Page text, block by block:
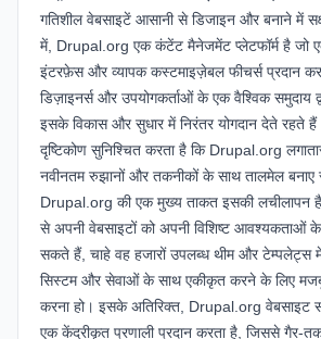
गतिशील वेबसाइटें आसानी से डिजाइन और बनाने में
में, Drupal.org एक कंटेंट मैनेजमेंट प्लेटफॉर्म है जो
इंटरफ़ेस और व्यापक कस्टमाइज़ेबल फीचर्स प्रदान
डिज़ाइनर्स और उपयोगकर्ताओं के एक वैश्विक समुदाय
इसके विकास और सुधार में निरंतर योगदान देते रहते
दृष्टिकोण सुनिश्चित करता है कि Drupal.org
नवीनतम रुझानों और तकनीकों के साथ तालमेल बनाए
Drupal.org की एक मुख्य ताकत इसकी लचीलापन
से अपनी वेबसाइटों को अपनी विशिष्ट
सकते हैं, चाहे वह हजारों उपलब्ध थीम और टेम्पलेट्स
सिस्टम और सेवाओं के साथ एकीकृत करने के लिए
करना हो। इसके अतिरिक्त, Drupal.org वेबसाइट
एक केंद्रीकृत प्रणाली प्रदान करता है, जिससे गैर-